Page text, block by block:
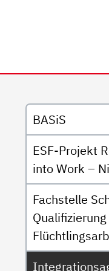
BASiS
ESF-Projekt
into Work –
Fachstelle